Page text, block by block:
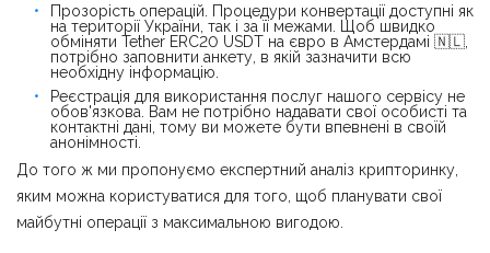
Прозорість операцій. Процедури конвертації доступні як
на території України, так і за її межами. Щоб швидко
обміняти Tether ERC20 USDT на євро в Амстердамі 🇳🇱,
потрібно заповнити анкету, в якій зазначити всю
необхідну інформацію.
Реєстрація для використання послуг нашого сервісу не
обов'язкова. Вам не потрібно надавати свої особисті та
контактні дані, тому ви можете бути впевнені в своїй
анонімності.
До того ж ми пропонуємо експертний аналіз крипторинку,
яким можна користуватися для того, щоб планувати свої
майбутні операції з максимальною вигодою.